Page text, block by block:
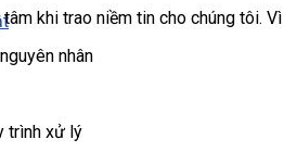
khi trao niềm tin cho chúng tôi.
nhân
trình xử lý